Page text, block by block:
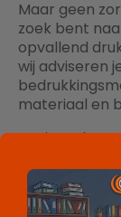
Maar geen
zoek bent
opvallend
wij adviseren
materiaal en
Benieuwd
of bel ons op
met je mee!